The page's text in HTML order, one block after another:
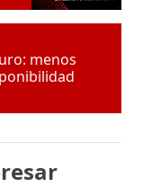
menos